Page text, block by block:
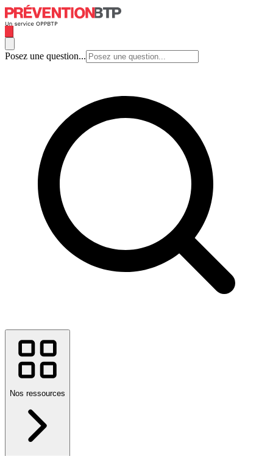
Posez une question...
Nos ressources